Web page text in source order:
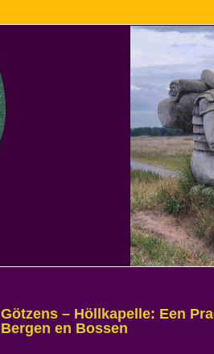
Götzens – Höllkapelle: Een
Bergen en Bossen